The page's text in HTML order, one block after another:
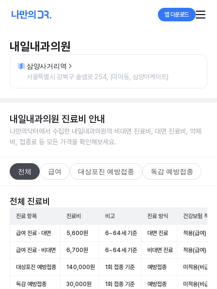
앱 다운로드
내일내과의원
삼양사거리역
서울특별시 강북구 솔샘로 254, (미아동, 삼양아케이트)
내일내과의원 진료비 안내
나만의닥터에서 수집한 내일내과의원의 비대면 진료비, 대면 진료비, 약제
비, 접종료 등 모든 가격을 확인해보세요.
전체 급여 대상포진 예방접종 독감 예방접종
전체 진료비
진료 항목 진료비 비고 진료 방식 건강보험 적용
급여 진료 · 대면 5,600원 6~64세 기준 대면 진료 적용(급여)
급여 진료 · 비대면 6,700원 6~64세 기준 비대면 진료 적용(급여)
대상포진 예방접종 140,000원 1회 접종 기준 예방접종 미적용(비급여)
독감 예방접종 30,000원 1회 접종 기준 예방접종 미적용(비급여)